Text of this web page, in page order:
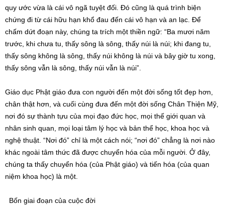
quy ước vừa là cái vô ngã tuyệt đối. Đó cũng là quá trình biện
chứng đi từ cái hữu hạn khổ đau đến cái vô hạn và an lạc. Để
chấm dứt đoạn này, chúng ta trích một thiền ngữ: “Ba mươi năm
trước, khi chưa tu, thấy sông là sông, thấy núi là núi; khi đang tu,
thấy sông không là sông, thấy núi không là núi và bây giờ tu xong,
thấy sông vẫn là sông, thấy núi vẫn là núi”.
Giáo dục Phật giáo đưa con người đến một đời sống tốt đẹp hơn,
chân thật hơn, và cuối cùng đưa đến một đời sống Chân Thiện Mỹ,
nơi đó sự thành tựu của mọi đạo đức học, mọi thế giới quan và
nhân sinh quan, mọi loại tâm lý học và bản thể học, khoa học và
nghệ thuật. “Nơi đó” chỉ là một cách nói; “nơi đó” chẳng là nơi nào
khác ngoài tâm thức đã được chuyển hóa của mỗi người. Ở đây,
chúng ta thấy chuyển hóa (của Phật giáo) và tiến hóa (của quan
niệm khoa học) là một.
Bốn giai đoạn của cuộc đời